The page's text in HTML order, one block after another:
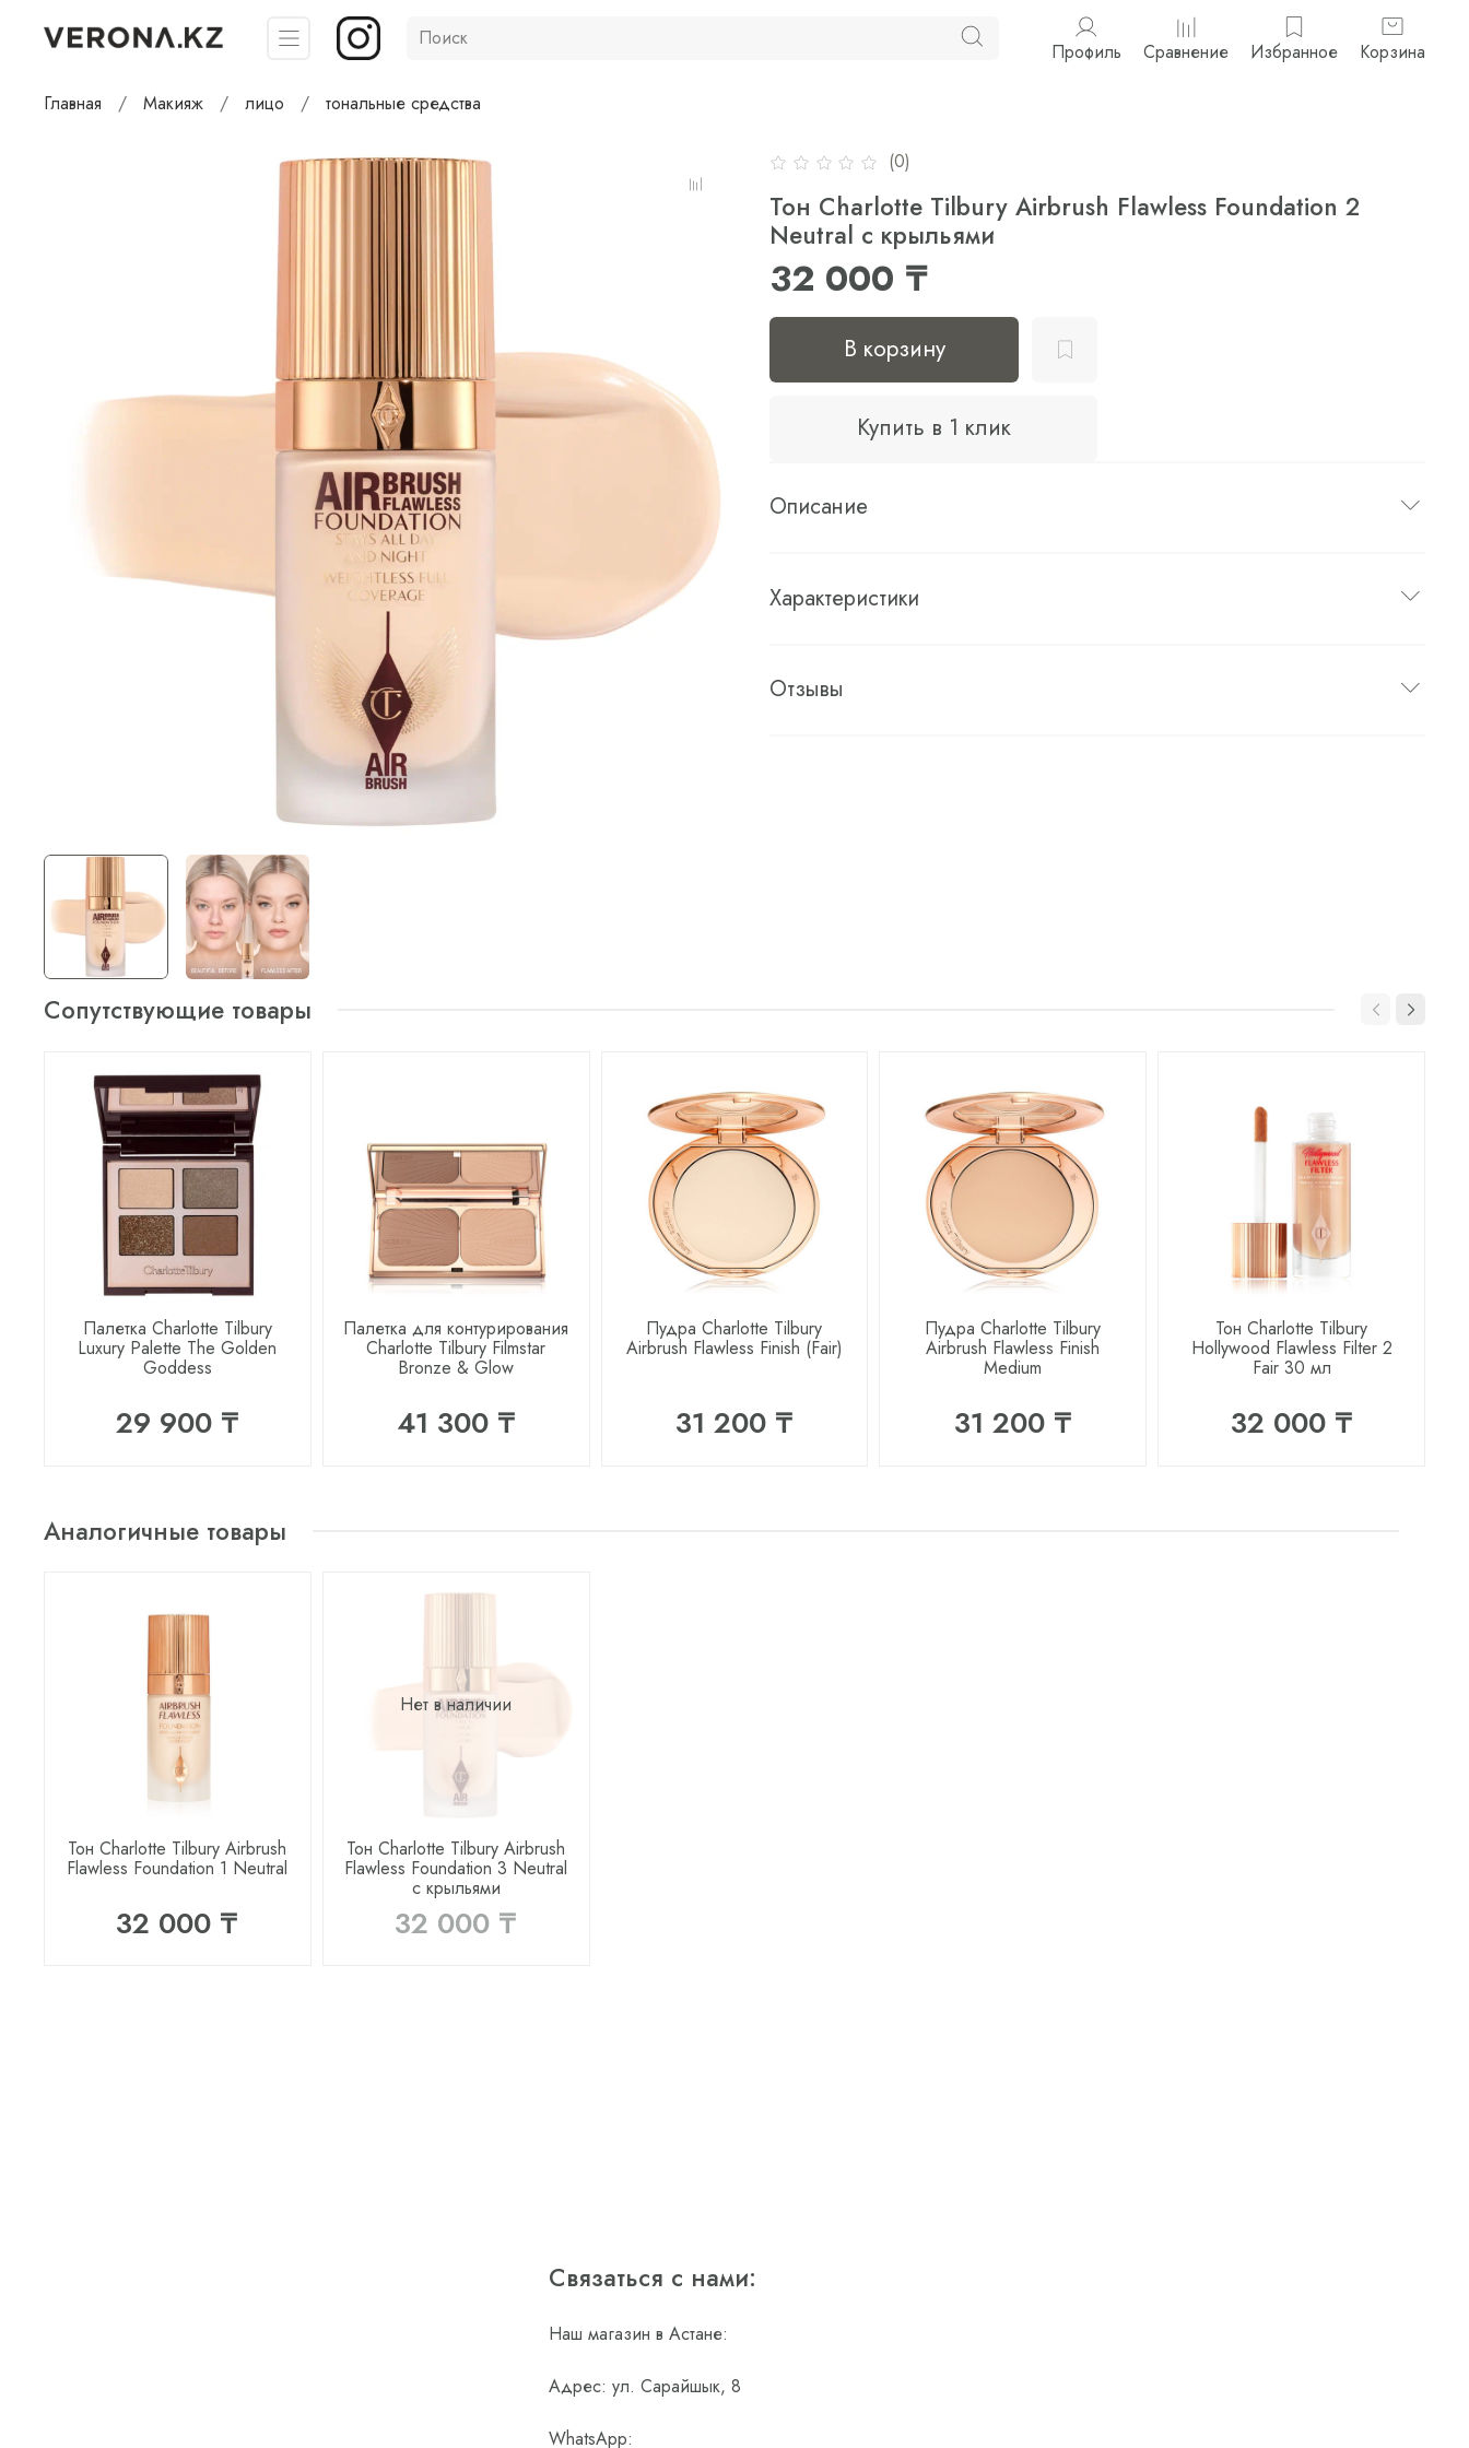
Профиль Сравнение Избранное Корзина
Главная Макияж лицо тональные средства
(0)
Тон Charlotte Tilbury Airbrush Flawless Foundation 2
Neutral с крыльями
32 000 ₸
В корзину
Купить в 1 клик
Описание
Характеристики
Отзывы
Сопутствующие товары
Палетка Charlotte Tilbury
Luxury Palette The Golden
Goddess
29 900 ₸
Палетка для контурирования
Charlotte Tilbury Filmstar
Bronze & Glow
41 300 ₸
Пудра Charlotte Tilbury
Airbrush Flawless Finish (Fair)
31 200 ₸
Пудра Charlotte Tilbury
Airbrush Flawless Finish
Medium
31 200 ₸
Тон Charlotte Tilbury
Hollywood Flawless Filter 2
Fair 30 мл
32 000 ₸
Аналогичные товары
Тон Charlotte Tilbury Airbrush
Flawless Foundation 1 Neutral
32 000 ₸
Нет в наличии
Тон Charlotte Tilbury Airbrush
Flawless Foundation 3 Neutral
с крыльями
32 000 ₸
Связаться с нами:
Наш магазин в Астане:
Адрес: ул. Сарайшык, 8
WhatsApp: